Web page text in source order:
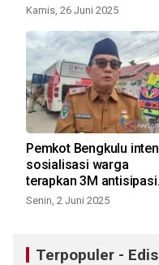
Kamis, 26 Juni 2025
Pemkot Bengkulu
sosialisasi warga
terapkan 3M antisipasi
DBD
Senin, 2 Juni 2025
Terpopuler -